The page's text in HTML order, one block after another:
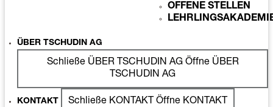
OFFENE STELLEN
ÜBER TSCHUDIN AG
Schließe ÜBER TSCHUDIN AG Öffne ÜBER
TSCHUDIN AG
KONTAKT Schließe KONTAKT Öffne KONTAKT